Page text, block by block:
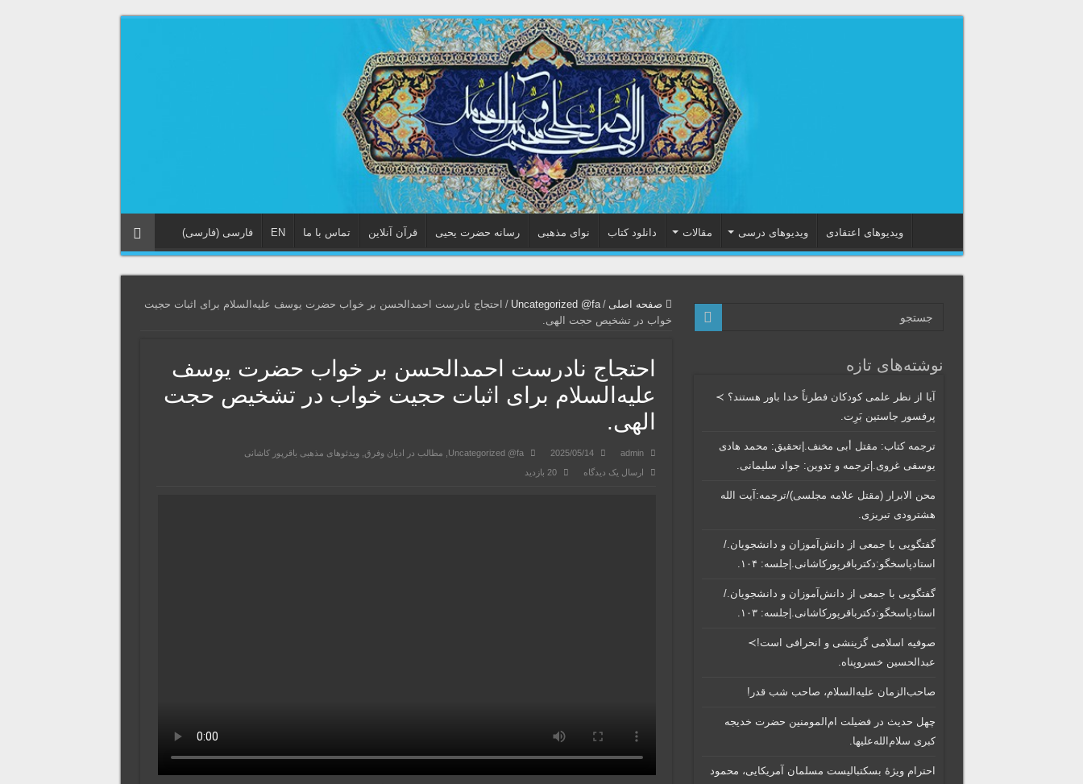
ویدیوهای اعتقادی ویدیوهای درسی مقالات دانلود کتاب نوای مذهبی رسانه حضرت یحیی قرآن آنلاین تماس با ما EN فارسی (فارسی)
صفحه اصلی /
Uncategorized @fa
/ احتجاج نادرست احمدالحسن بر خواب حضرت یوسف علیه‌السلام برای اثبات حجیت
خواب در تشخیص حجت الهی.
احتجاج نادرست احمدالحسن بر خواب حضرت یوسف
علیه‌السلام برای اثبات حجیت خواب در تشخیص حجت
الهی.
admin
2025/05/14
Uncategorized @fa مطالب در ادیان وفرق ,ویدئوهای مذهبی باقرپور کاشانی
ارسال یک دیدگاه
20 بازدید
نوشته‌های تازه
آیا از نظر علمی کودکان فطرتاً خدا باور هستند؟ ≻
پرفسور جاستین بَرِت.
ترجمه کتاب: مقتل أبی مخنف.|تحقیق: محمد هادی
یوسفی غروی.|ترجمه و تدوین: جواد سلیمانی.
محن الابرار (مقتل علامه مجلسی)/ترجمه:آیت الله
هشترودی تبریزی.
گفتگویی‌ با جمعی‌ از دانش‌آموزان‌ و دانشجویان./
استادپاسخگو:دکترباقر‌پورکاشانی.|جلسه: ۱۰۴.
گفتگویی‌ با جمعی‌ از دانش‌آموزان‌ و دانشجویان./
استادپاسخگو:دکترباقر‌پورکاشانی.|جلسه: ۱۰۳.
صوفیه اسلامی گزینشی و انحرافی است!≻
عبدالحسین خسروپناه.
صاحب‌الزمان علیه‌السلام، صاحب شب قدر!
چهل حدیث در فضیلت ام‌المومنین حضرت خدیجه
کبری سلام‌الله‌علیها.
احترام ویژۀ بسکتبالیست مسلمان آمریکایی، محمود